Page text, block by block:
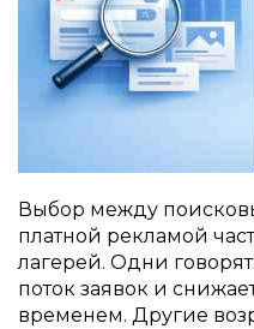
Выбор между
платной рекламой
лагерей. Одни
поток заявок и
временем. Другие